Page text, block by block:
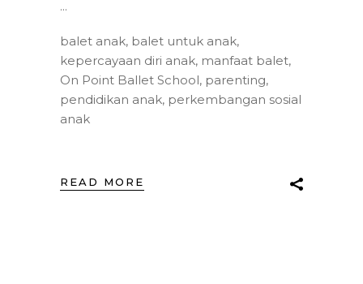
balet anak, balet untuk anak,
kepercayaan diri anak, manfaat balet,
On Point Ballet School, parenting,
pendidikan anak, perkembangan sosial
anak
READ MORE